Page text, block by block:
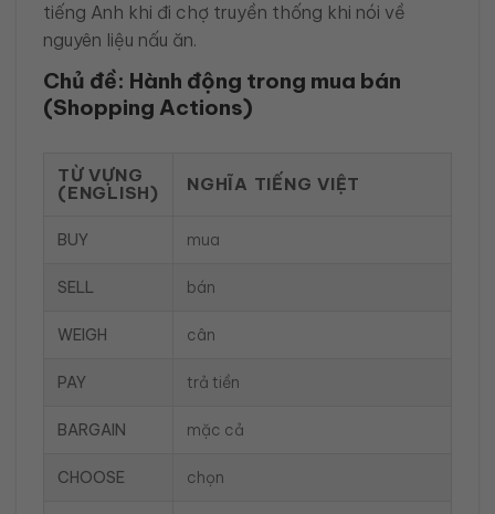
tiếng Anh khi đi chợ truyền thống khi nói về
nguyên liệu nấu ăn.
Chủ đề: Hành động trong mua bán
(Shopping Actions)
TỪ VỰNG
(ENGLISH)
NGHĨA TIẾNG VIỆT
BUY mua
SELL bán
WEIGH cân
PAY trả tiền
BARGAIN mặc cả
CHOOSE chọn